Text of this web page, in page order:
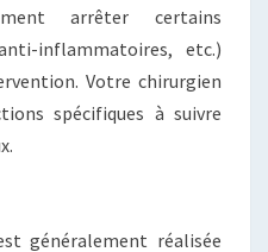
arrêter certains
inflammatoires, etc.)
Votre chirurgien
spécifiques à suivre
généralement réalisée